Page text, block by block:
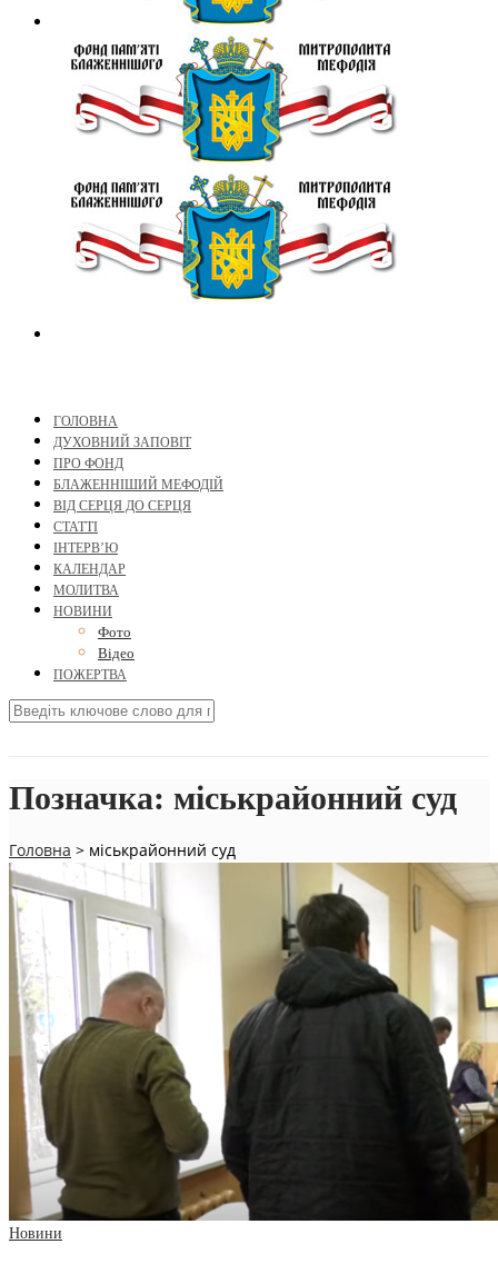
ГОЛОВНА
ДУХОВНИЙ ЗАПОВІТ
ПРО ФОНД
БЛАЖЕННІШИЙ МЕФОДІЙ
ВІД СЕРЦЯ ДО СЕРЦЯ
СТАТТІ
ІНТЕРВ’Ю
КАЛЕНДАР
МОЛИТВА
НОВИНИ
Фото
Відео
ПОЖЕРТВА
Позначка: міськрайонний суд
Головна > міськрайонний суд
Новини